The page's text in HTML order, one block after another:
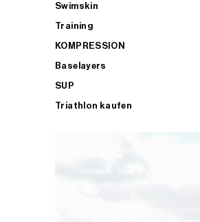
Swimskin
Training
KOMPRESSION
Baselayers
SUP
Triathlon kaufen